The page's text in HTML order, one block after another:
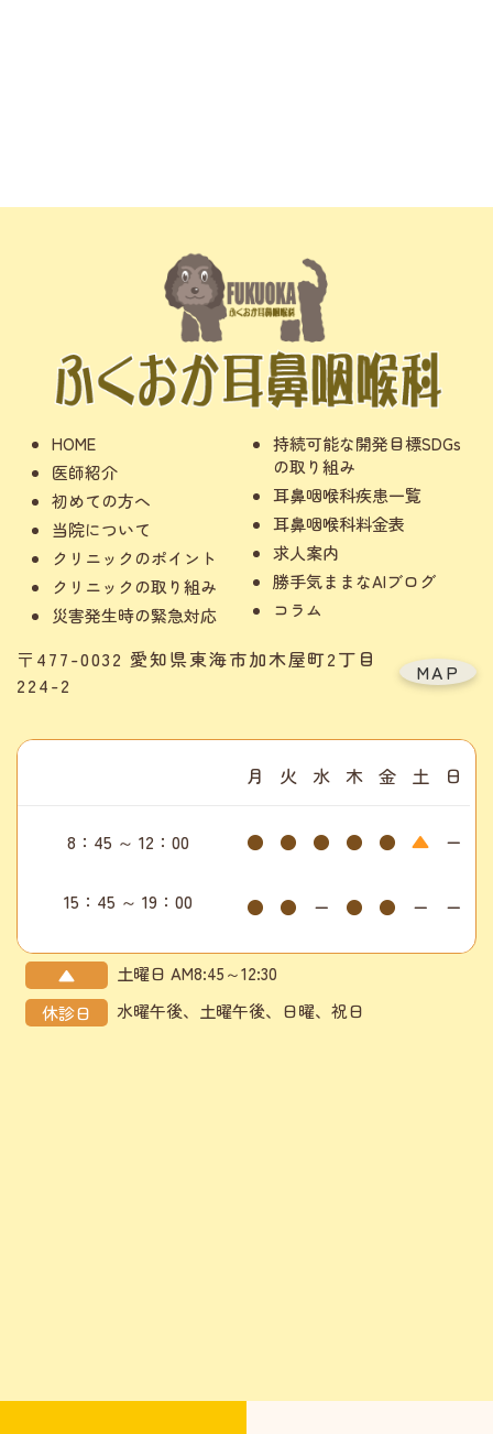
HOME
医師紹介
初めての方へ
当院について
クリニックのポイント
クリニックの取り組み
災害発生時の緊急対応
持続可能な開発目標SDGs
の取り組み
耳鼻咽喉科疾患一覧
耳鼻咽喉科料金表
求人案内
勝手気ままなAIブログ
コラム
〒477-0032 愛知県東海市加木屋町2丁目
224-2
MAP
月 火 水 木 金 土 日
8：45 ～ 12：00 ● ● ● ● ● ▲ ー
15：45 ～ 19：00 ● ● ー ● ● ー ー
▲
土曜日 AM8:45～12:30
休診日
水曜午後、土曜午後、日曜、祝日